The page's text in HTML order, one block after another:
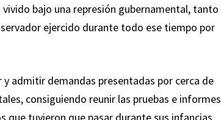
bajo una represión gubernamental, tanto
ejercido durante todo ese tiempo por
admitir demandas presentadas por cerca de
consiguiendo reunir las pruebas e informes